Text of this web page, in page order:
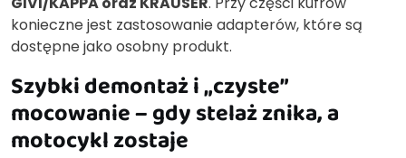
konieczne jest zastosowanie adapterów, które są
dostępne jako osobny produkt.
Szybki demontaż i „czyste”
mocowanie – gdy stelaż znika, a
motocykl zostaje